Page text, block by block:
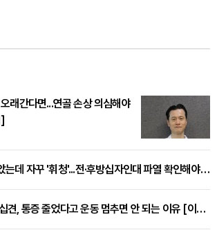
래간다면...연골 손상 의심해야
무릎 통증 가라앉았는데 자꾸 '휘청'...전·후방십자인대 파열 확인해야 [곽우경 원장 칼럼]
팔 들기 어려운 오십견, 통증 줄었다고 운동 멈추면 안 되는 이유 [이병욱 원장 칼럼]